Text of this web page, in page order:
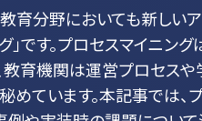
育分野においても新しい
です。プロセスマイニン
教育機関は運営プロセス
ています。本記事では